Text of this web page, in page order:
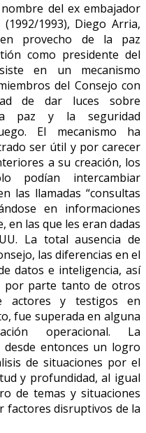
del ex embajador
1993), Diego Arria,
provecho de la paz
como presidente del
en un mecanismo
del Consejo con
de dar luces sobre
paz y la seguridad
El mecanismo ha
ser útil y por carecer
a su creación, los
podían intercambiar
las llamadas “consultas
en informaciones
en las que les eran dadas
La total ausencia de
las diferencias en el
datos e inteligencia, así
por parte tanto de otros
actores y testigos en
fue superada en alguna
operacional. La
entonces un logro
de situaciones por el
y profundidad, al igual
de temas y situaciones
factores disruptivos de la